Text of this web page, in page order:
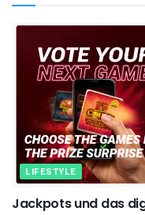
LIFESTYLE
Jackpots und das